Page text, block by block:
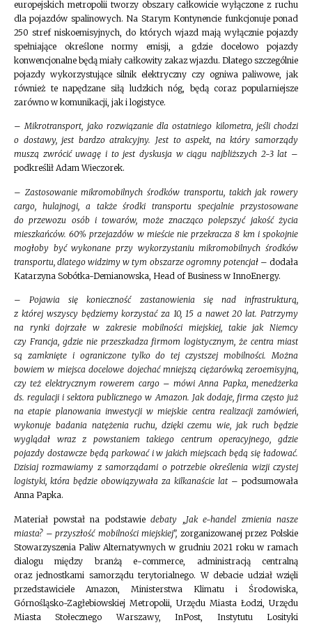
europejskich metropolii tworzy obszary całkowicie wyłączone z ruchu
dla pojazdów spalinowych. Na Starym Kontynencie funkcjonuje ponad
250 stref niskoemisyjnych, do których wjazd mają wyłącznie pojazdy
spełniające określone normy emisji, a gdzie docelowo pojazdy
konwencjonalne będą miały całkowity zakaz wjazdu. Dlatego szczególnie
pojazdy wykorzystujące silnik elektryczny czy ogniwa paliwowe, jak
również te napędzane siłą ludzkich nóg, będą coraz popularniejsze
zarówno w komunikacji, jak i logistyce.
–Mikrotransport, jako rozwiązanie dla ostatniego kilometra, jeśli chodzi
o dostawy, jest bardzo atrakcyjny. Jest to aspekt, na który samorządy
muszą zwrócić uwagę i to jest dyskusja w ciągu najbliższych 2-3 lat –
podkreślił Adam Wieczorek.
– Zastosowanie mikromobilnych środków transportu, takich jak rowery
cargo, hulajnogi, a także środki transportu specjalnie przystosowane
do przewozu osób i towarów, może znacząco polepszyć jakość życia
mieszkańców. 60% przejazdów w mieście nie przekracza 8 km i spokojnie
mogłoby być wykonane przy wykorzystaniu mikromobilnych środków
transportu, dlatego widzimy w tym obszarze ogromny potencjał – dodała
Katarzyna Sobótka-Demianowska, Head of Business w InnoEnergy.
–Pojawia się konieczność zastanowienia się nad infrastrukturą,
z której wszyscy będziemy korzystać za 10, 15 a nawet 20 lat. Patrzymy
na rynki dojrzałe w zakresie mobilności miejskiej, takie jak Niemcy
czy Francja, gdzie nie przeszkadza firmom logistycznym, że centra miast
są zamknięte i ograniczone tylko do tej czystszej mobilności. Można
bowiem w miejsca docelowe dojechać mniejszą ciężarówką zeroemisyjną,
czy też elektrycznym rowerem cargo – mówi Anna Papka, menedżerka
ds. regulacji i sektora publicznego w Amazon. Jak dodaje, firma często już
na etapie planowania inwestycji w miejskie centra realizacji zamówień,
wykonuje badania natężenia ruchu, dzięki czemu wie, jak ruch będzie
wyglądał wraz z powstaniem takiego centrum operacyjnego, gdzie
pojazdy dostawcze będą parkować i w jakich miejscach będą się ładować.
Dzisiaj rozmawiamy z samorządami o potrzebie określenia wizji czystej
logistyki, która będzie obowiązywała za kilkanaście lat – podsumowała
Anna Papka.
Materiał powstał na podstawie debaty „Jak e-handel zmienia nasze
miasta? – przyszłość mobilności miejskiej”, zorganizowanej przez Polskie
Stowarzyszenia Paliw Alternatywnych w grudniu 2021 roku w ramach
dialogu między branżą e-commerce, administracją centralną
oraz jednostkami samorządu terytorialnego. W debacie udział wzięli
przedstawiciele Amazon, Ministerstwa Klimatu i Środowiska,
Górnośląsko-Zagłebiowskiej Metropolii, Urzędu Miasta Łodzi, Urzędu
Miasta Stołecznego Warszawy, InPost, Instytutu Losityki